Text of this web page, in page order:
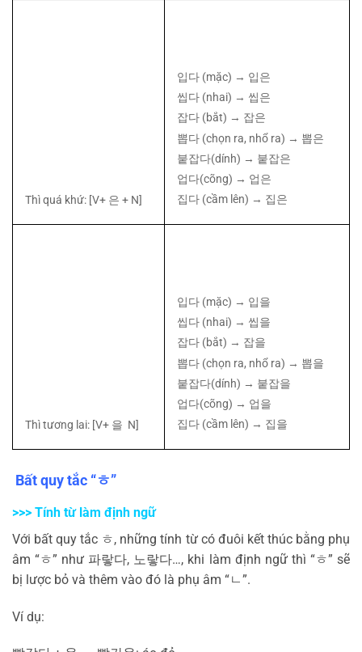
Thì quá khứ: [V+ 은 + N]
입다(mặc) → 입은
씹다(nhai) → 씹은
잡다(bắt) → 잡은
뽑다(chọn ra, nhổ ra) → 뽑은
붙잡다(dính) → 붙잡은
업다(cõng) → 업은
집다(cầm lên) → 집은
Thì tương lai: [V+ 을 N]
입다(mặc) → 입을
씹다(nhai) → 씹을
잡다(bắt) → 잡을
뽑다(chọn ra, nhổ ra) → 뽑을
붙잡다(dính) → 붙잡을
업다(cõng) → 업을
집다(cầm lên) → 집을
Bất quy tắc “ㅎ”
>>> Tính từ làm định ngữ
Với bất quy tắc ㅎ, những tính từ có đuôi kết thúc bằng phụ
âm “ㅎ” như 파랗다, 노랗다…, khi làm định ngữ thì “ㅎ” sẽ
bị lược bỏ và thêm vào đó là phụ âm “ㄴ”.
Ví dụ: